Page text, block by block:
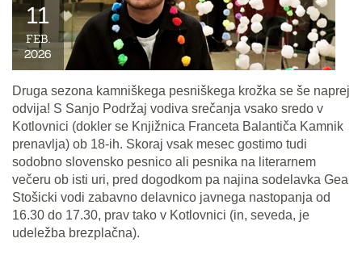
11
FEB.
2026
Druga sezona kamniškega pesniškega krožka se še naprej
odvija! S Sanjo Podržaj vodiva srečanja vsako sredo v
Kotlovnici (dokler se Knjižnica Franceta Balantiča Kamnik
prenavlja) ob 18-ih. Skoraj vsak mesec gostimo tudi
sodobno slovensko pesnico ali pesnika na literarnem
večeru ob isti uri, pred dogodkom pa najina sodelavka Gea
Stošicki vodi zabavno delavnico javnega nastopanja od
16.30 do 17.30, prav tako v Kotlovnici (in, seveda, je
udeležba brezplačna).